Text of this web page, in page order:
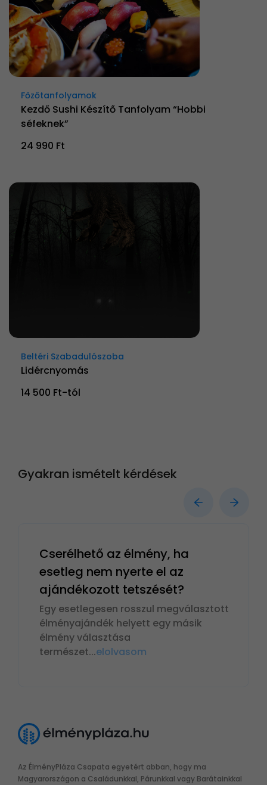
Főzőtanfolyamok
Kezdő Sushi Készítő Tanfolyam “Hobbi
séfeknek”
24 990 Ft
Beltéri Szabadulószoba
Lidércnyomás
14 500 Ft-tól
Gyakran ismételt kérdések
Cserélhető az élmény, ha
esetleg nem nyerte el az
ajándékozott tetszését?
Egy esetlegesen rosszul megválasztott
élményajándék helyett egy másik
élmény választása
természet...elolvasom
Az ÉlményPláza Csapata egyetért abban, hogy ma
Magyarországon a Családunkkal, Párunkkal vagy Barátainkkal